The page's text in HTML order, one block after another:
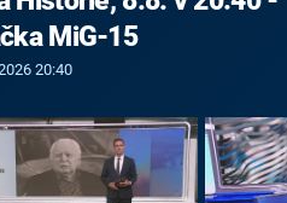
MiG-15
20:40